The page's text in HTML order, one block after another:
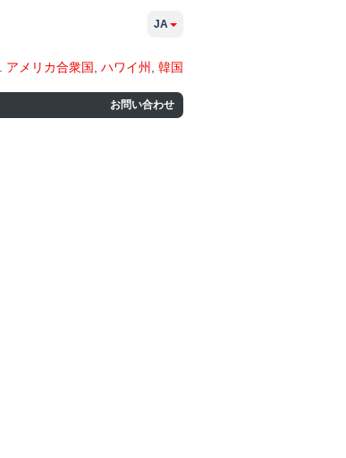
アメリカ合衆国 ハワイ州 韓国
お問い合わせ
JA